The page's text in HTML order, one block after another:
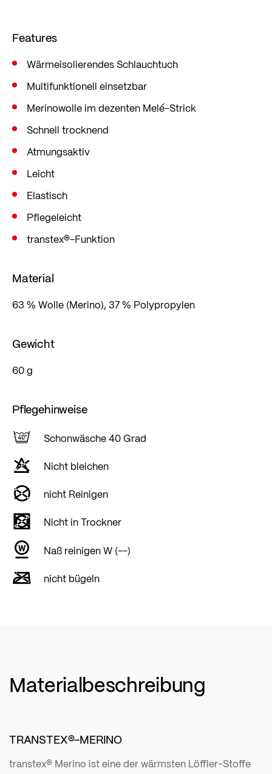
Features
Wärmeisolierendes Schlauchtuch
Multifunktionell einsetzbar
Merinowolle im dezenten Melé-Strick
Schnell trocknend
Atmungsaktiv
Leicht
Elastisch
Pflegeleicht
transtex®-Funktion
Material
63 % Wolle (Merino), 37 % Polypropylen
Gewicht
60 g
Pflegehinweise
Schonwäsche 40 Grad
Nicht bleichen
nicht Reinigen
Nicht in Trockner
Naß reinigen W (--)
nicht bügeln
Materialbeschreibung
TRANSTEX®-MERINO
transtex® Merino ist eine der wärmsten Löffler-Stoffe